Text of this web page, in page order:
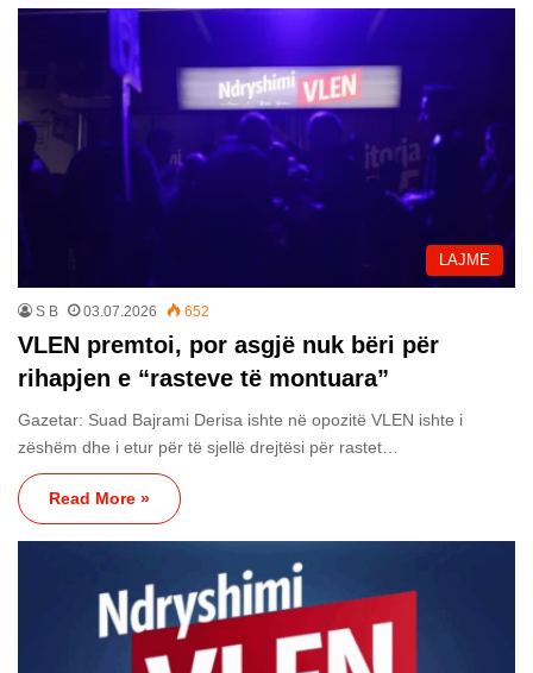
LAJME
S B 03.07.2026 652
VLEN premtoi, por asgjë nuk bëri për
rihapjen e “rasteve të montuara”
Gazetar: Suad Bajrami Derisa ishte në opozitë VLEN ishte i
zëshëm dhe i etur për të sjellë drejtësi për rastet…
Read More »